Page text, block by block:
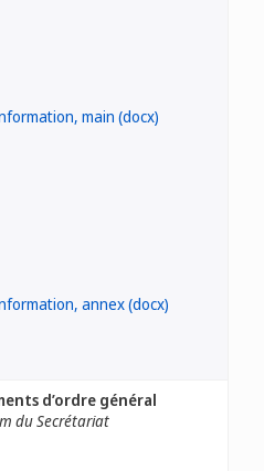
d’ordre général
du Secrétariat